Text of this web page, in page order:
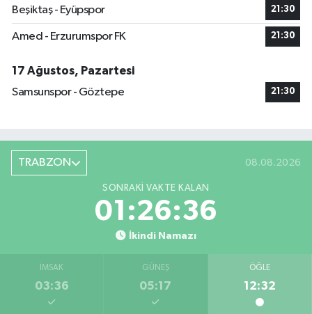
Beşiktaş - Eyüpspor 21:30
Amed - Erzurumspor FK 21:30
17 Ağustos, Pazartesi
Samsunspor - Göztepe
21:30
TRABZON 08.08.2026
SONRAKI VAKTE KALAN
01:26:35
İkindi Namazı
İMSAK
03:36
GÜNEŞ
05:17
ÖĞLE
12:32